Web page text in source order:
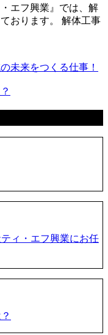
エフ興業』では、解
おります。 解体工事
未来をつくる仕事！
ィ・エフ興業にお任